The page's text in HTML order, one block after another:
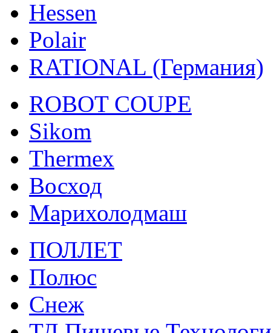
Hessen
Polair
RATIONAL (Германия)
ROBOT COUPE
Sikom
Thermex
Восход
Марихолодмаш
ПОЛЛЕТ
Полюс
Снеж